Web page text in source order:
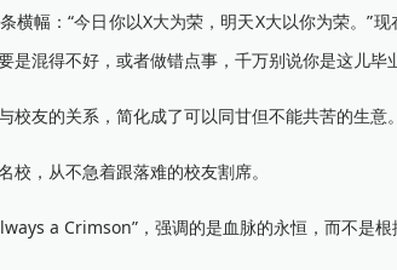
幅：“今日你以X大为荣，明天X大以你为荣。”
是混得不好，或者做错点事，千万别说你是这儿毕
友的关系，简化成了可以同甘但不能共苦的生意。
，从不急着跟落难的校友割席。
a Crimson”，强调的是血脉的永恒，而不是根